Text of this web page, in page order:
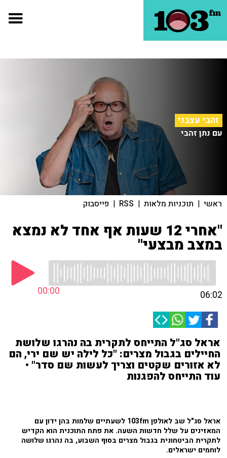
זהבי עצבני
עם נתן זהבי
ראשי | תוכניות מלאות |
RSS
| פייסבוק
"אחרי 12 שעות אף אחד לא נמצא
במצב מבצעי"
00:00 06:02
אראל סג"ל התייחס לתקרית בה נהרגו שלושת
החיילים בגבול מצרים: "כל לילה יש שם ירי, הם
לא אזורים שקטים וצריך לעשות שם סדר" •
עוד התייחס להפגנות
אראל סג"ל שב לאולפן 103fm לשעתיים שלמות בהן ידון עם
המאזינים על שלל חדשות השעה. את פתח התוכנית הוא הקדיש
לתקרית הביטחונית בגבול מצרים בסוף השבוע, בה נהרגו שלושה
לוחמים ישראלים.